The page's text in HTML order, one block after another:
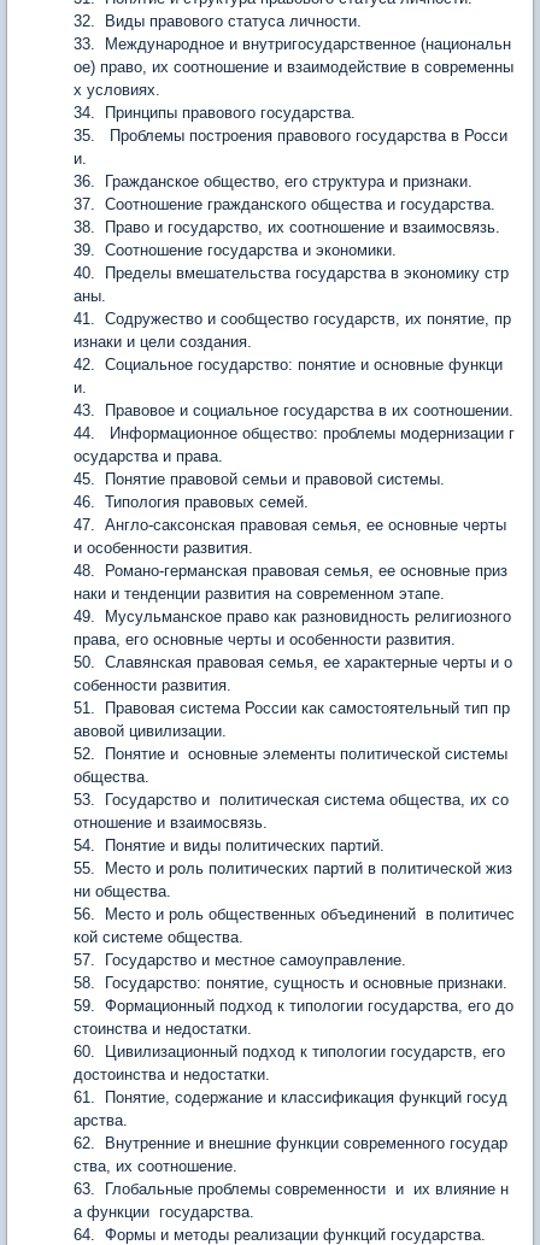
32. Виды правового статуса личности.
33. Международное и внутригосударственное (национальн
ое) право, их соотношение и взаимодействие в современны
х условиях.
34. Принципы правового государства.
35. Проблемы построения правового государства в Росси
и.
36. Гражданское общество, его структура и признаки.
37. Соотношение гражданского общества и государства.
38. Право и государство, их соотношение и взаимосвязь.
39. Соотношение государства и экономики.
40. Пределы вмешательства государства в экономику стр
аны.
41. Содружество и сообщество государств, их понятие, пр
изнаки и цели создания.
42. Социальное государство: понятие и основные функци
и.
43. Правовое и социальное государства в их соотношении.
44. Информационное общество: проблемы модернизации г
осударства и права.
45. Понятие правовой семьи и правовой системы.
46. Типология правовых семей.
47. Англо-саксонская правовая семья, ее основные черты
и особенности развития.
48. Романо-германская правовая семья, ее основные приз
наки и тенденции развития на современном этапе.
49. Мусульманское право как разновидность религиозного
права, его основные черты и особенности развития.
50. Славянская правовая семья, ее характерные черты и о
собенности развития.
51. Правовая система России как самостоятельный тип пр
авовой цивилизации.
52. Понятие и основные элементы политической системы
общества.
53. Государство и политическая система общества, их со
отношение и взаимосвязь.
54. Понятие и виды политических партий.
55. Место и роль политических партий в политической жиз
ни общества.
56. Место и роль общественных объединений в политичес
кой системе общества.
57. Государство и местное самоуправление.
58. Государство: понятие, сущность и основные признаки.
59. Формационный подход к типологии государства, его до
стоинства и недостатки.
60. Цивилизационный подход к типологии государств, его
достоинства и недостатки.
61. Понятие, содержание и классификация функций госуд
арства.
62. Внутренние и внешние функции современного государ
ства, их соотношение.
63. Глобальные проблемы современности и их влияние н
а функции государства.
64. Формы и методы реализации функций государства.